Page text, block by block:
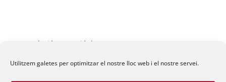
Utilitzem galetes per optimitzar el nostre lloc web i el nostre servei.
Fundació La Passió d’Esparreguera, 2026